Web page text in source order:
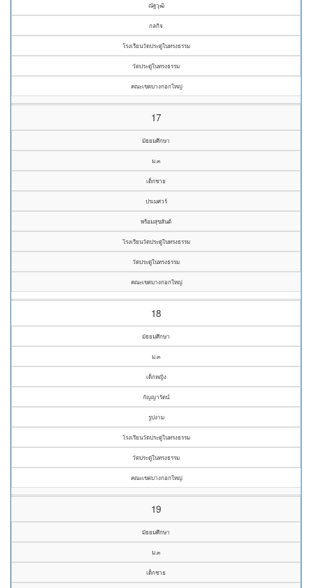
ณัฐวุฒิ
กลกิจ
โรงเรียนวัดประดู่ในทรงธรรม
วัดประดู่ในทรงธรรม
คณะเขตบางกอกใหญ่
17
มัธยมศึกษา
ม.๓
เด็กชาย
ปรเมศวร์
พร้อมสุขสันต์
โรงเรียนวัดประดู่ในทรงธรรม
วัดประดู่ในทรงธรรม
คณะเขตบางกอกใหญ่
18
มัธยมศึกษา
ม.๓
เด็กหญิง
กัญญารัตน์
รูปงาม
โรงเรียนวัดประดู่ในทรงธรรม
วัดประดู่ในทรงธรรม
คณะเขตบางกอกใหญ่
19
มัธยมศึกษา
ม.๓
เด็กชาย